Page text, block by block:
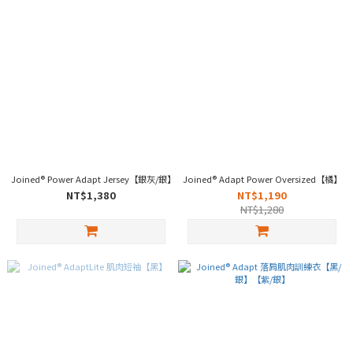
Joined® Power Adapt Jersey【銀灰/銀】【深藍/銀】【黑/銀】【米白/銀】
NT$1,380
Joined® Adapt Power Oversized【橘】
NT$1,190
NT$1,280